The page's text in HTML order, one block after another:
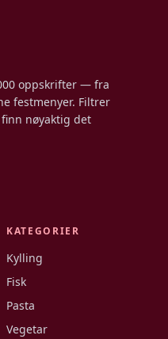
oppskrifter — fra
festmenyer. Filtrer
nøyaktig det
KATEGORIER
Kylling
Fisk
Pasta
Vegetar